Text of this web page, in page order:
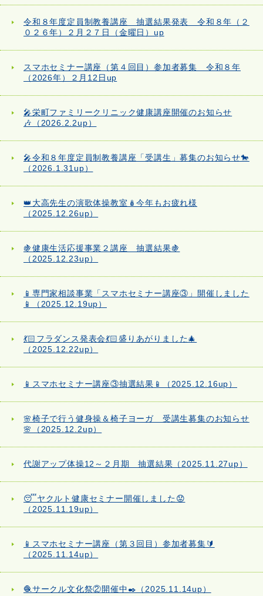
令和８年度定員制教養講座 抽選結果発表 令和８年（２
０２６年）２月２７日（金曜日）up
スマホセミナー講座（第４回目）参加者募集 令和８年
（2026年）２月12日up
🎤栄町ファミリークリニック健康講座開催のお知らせ
🎶（2026.2.2up）
🎤令和８年度定員制教養講座「受講生」募集のお知らせ🐎
（2026.1.31up）
👑大高先生の演歌体操教室🪆今年もお疲れ様
（2025.12.26up）
🍇健康生活応援事業２講座 抽選結果🍇
（2025.12.23up）
📱専門家相談事業「スマホセミナー講座③」開催しました
📱（2025.12.19up）
💃🏻フラダンス発表会💃🏻盛りあがりました🎄
（2025.12.22up）
📱スマホセミナー講座③抽選結果📱（2025.12.16up）
🌸椅子で行う健身操＆椅子ヨーガ 受講生募集のお知らせ
🌸（2025.12.2up）
代謝アップ体操12～２月期 抽選結果（2025.11.27up）
😴ヤクルト健康セミナー開催しました😟
（2025.11.19up）
📱スマホセミナー講座（第３回目）参加者募集🔰
（2025.11.14up）
🧶サークル文化祭②開催中✒️（2025.11.14up）